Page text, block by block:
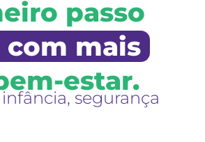
passo
mais
estar.
segurança